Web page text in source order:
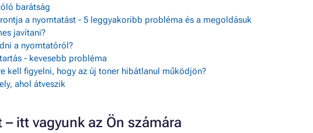
barátság
a nyomtatást - 5 leggyakoribb probléma és a megoldásuk
javítani?
a nyomtatóról?
- kevesebb probléma
kell figyelni, hogy az új toner hibátlanul működjön?
ahol átveszik
itt vagyunk az Ön számára